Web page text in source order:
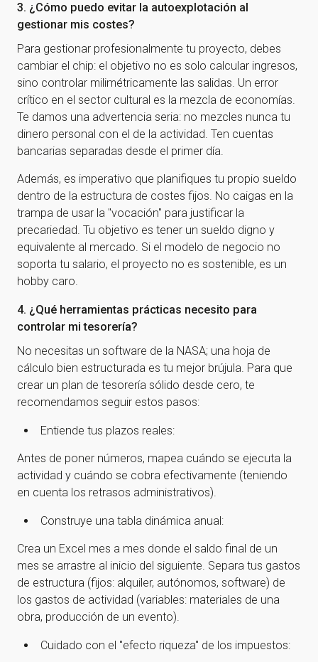
3. ¿Cómo puedo evitar la autoexplotación al
gestionar mis costes?
Para gestionar profesionalmente tu proyecto, debes
cambiar el chip: el objetivo no es solo calcular ingresos,
sino controlar milimétricamente las salidas. Un error
crítico en el sector cultural es la mezcla de economías.
Te damos una advertencia seria: no mezcles nunca tu
dinero personal con el de la actividad. Ten cuentas
bancarias separadas desde el primer día.
Además, es imperativo que planifiques tu propio sueldo
dentro de la estructura de costes fijos. No caigas en la
trampa de usar la "vocación" para justificar la
precariedad. Tu objetivo es tener un sueldo digno y
equivalente al mercado. Si el modelo de negocio no
soporta tu salario, el proyecto no es sostenible, es un
hobby caro.
4. ¿Qué herramientas prácticas necesito para
controlar mi tesorería?
No necesitas un software de la NASA; una hoja de
cálculo bien estructurada es tu mejor brújula. Para que
crear un plan de tesorería sólido desde cero, te
recomendamos seguir estos pasos:
Entiende tus plazos reales:
Antes de poner números, mapea cuándo se ejecuta la
actividad y cuándo se cobra efectivamente (teniendo
en cuenta los retrasos administrativos).
Construye una tabla dinámica anual:
Crea un Excel mes a mes donde el saldo final de un
mes se arrastre al inicio del siguiente. Separa tus gastos
de estructura (fijos: alquiler, autónomos, software) de
los gastos de actividad (variables: materiales de una
obra, producción de un evento).
Cuidado con el "efecto riqueza" de los impuestos: